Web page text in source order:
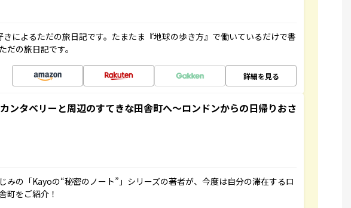
によるただの旅日記です。たまたま『地球の歩き方』で働いているだけで書
だの旅日記です。
詳細を見る
ンタベリーと周辺のすてきな田舎町へ～ロンドンからの日帰りおさ
みの「Kayoの“秘密のノート”」シリーズの著者が、今度は自分の滞在するロ
町をご紹介！